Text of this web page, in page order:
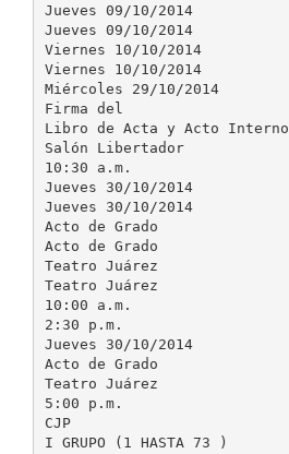
Jueves 09/10/2014
Jueves 09/10/2014
Viernes 10/10/2014
Viernes 10/10/2014
Miércoles 29/10/2014
Firma del
Libro de Acta y Acto Interno
Salón Libertador
10:30 a.m.
Jueves 30/10/2014
Jueves 30/10/2014
Acto de Grado
Acto de Grado
Teatro Juárez
Teatro Juárez
10:00 a.m.
2:30 p.m.
Jueves 30/10/2014
Acto de Grado
Teatro Juárez
5:00 p.m.
CJP
I GRUPO (1 HASTA 73 )